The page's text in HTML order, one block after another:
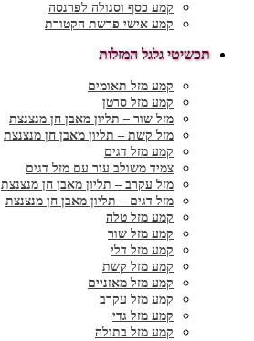
קמע כסף וסגולה לפרנסה
קמע אישי פרשת הקטורת
תכשיטי גלגל המזלות
קמע מזל תאומים
קמע מזל סרטן
מזל שור – תליון מאבן חן מנצנצת
מזל קשת – תליון מאבן חן מנצנצת
קמע מזל דגים
צמיד משולב עור עם מזל דגים
מזל עקרב – תליון מאבן חן מנצנצת
מזל דגים – תליון מאבן חן מנצנצת
קמע מזל טלה
קמע מזל שור
קמע מזל דלי
קמע מזל קשת
קמע מזל מאזניים
קמע מזל עקרב
קמע מזל גדי
קמע מזל בתולה